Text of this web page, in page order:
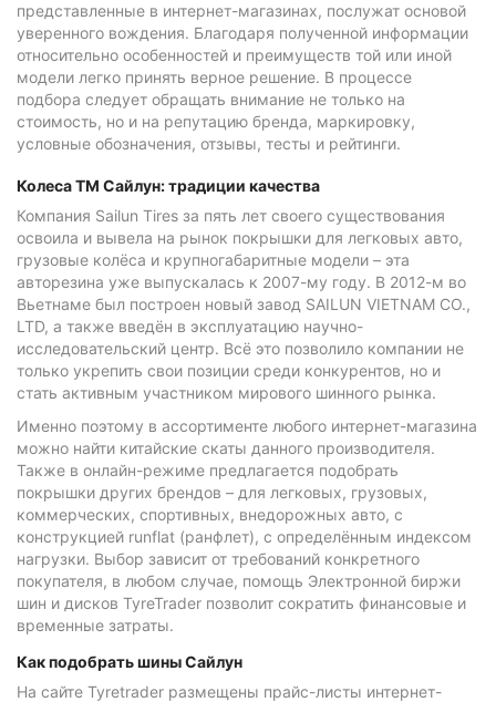
представленные в интернет-магазинах, послужат основой
уверенного вождения. Благодаря полученной информации
относительно особенностей и преимуществ той или иной
модели легко принять верное решение. В процессе
подбора следует обращать внимание не только на
стоимость, но и на репутацию бренда, маркировку,
условные обозначения, отзывы, тесты и рейтинги.
Колеса ТМ Сайлун: традиции качества
Компания Sailun Tires за пять лет своего существования
освоила и вывела на рынок покрышки для легковых авто,
грузовые колёса и крупногабаритные модели – эта
авторезина уже выпускалась к 2007-му году. В 2012-м во
Вьетнаме был построен новый завод SAILUN VIETNAM CO.,
LTD, а также введён в эксплуатацию научно-
исследовательский центр. Всё это позволило компании не
только укрепить свои позиции среди конкурентов, но и
стать активным участником мирового шинного рынка.
Именно поэтому в ассортименте любого интернет-магазина
можно найти китайские скаты данного производителя.
Также в онлайн-режиме предлагается подобрать
покрышки других брендов – для легковых, грузовых,
коммерческих, спортивных, внедорожных авто, с
конструкцией runflat (ранфлет), с определённым индексом
нагрузки. Выбор зависит от требований конкретного
покупателя, в любом случае, помощь Электронной биржи
шин и дисков TyreTrader позволит сократить финансовые и
временные затраты.
Как подобрать шины Сайлун
На сайте Tyretrader размещены прайс-листы интернет-